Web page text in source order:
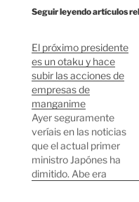
Seguir leyendo artículos
El próximo presidente
es un otaku y hace
subir las acciones de
empresas de
manganime
Ayer seguramente
veríais en las noticias
que el actual primer
ministro Japónes ha
dimitido. Abe era